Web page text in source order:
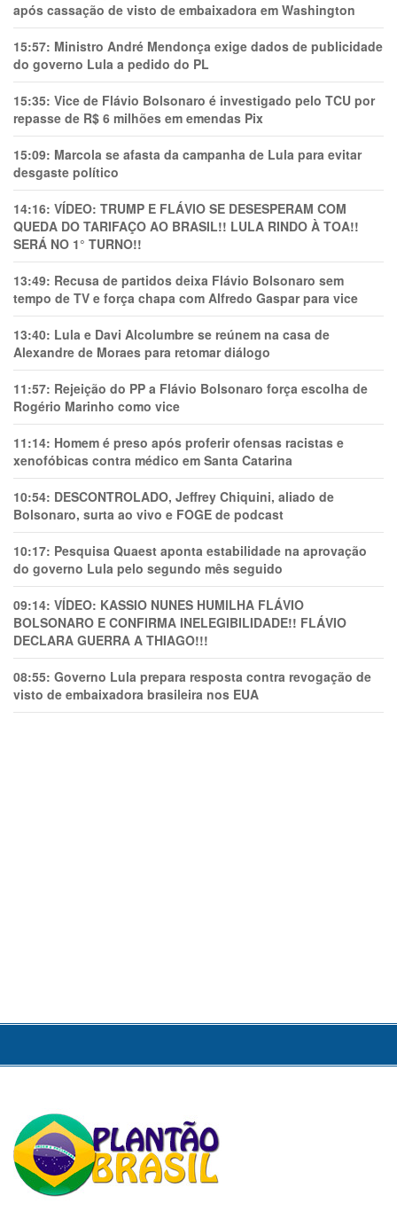
após cassação de visto de embaixadora em Washington
15:57: Ministro André Mendonça exige dados de publicidade
do governo Lula a pedido do PL
15:35: Vice de Flávio Bolsonaro é investigado pelo TCU por
repasse de R$ 6 milhões em emendas Pix
15:09: Marcola se afasta da campanha de Lula para evitar
desgaste político
14:16: VÍDEO: TRUMP E FLÁVIO SE DESESPERAM COM
QUEDA DO TARIFAÇO AO BRASIL!! LULA RINDO À TOA!!
SERÁ NO 1° TURNO!!
13:49: Recusa de partidos deixa Flávio Bolsonaro sem
tempo de TV e força chapa com Alfredo Gaspar para vice
13:40: Lula e Davi Alcolumbre se reúnem na casa de
Alexandre de Moraes para retomar diálogo
11:57: Rejeição do PP a Flávio Bolsonaro força escolha de
Rogério Marinho como vice
11:14: Homem é preso após proferir ofensas racistas e
xenofóbicas contra médico em Santa Catarina
10:54: DESCONTROLADO, Jeffrey Chiquini, aliado de
Bolsonaro, surta ao vivo e FOGE de podcast
10:17: Pesquisa Quaest aponta estabilidade na aprovação
do governo Lula pelo segundo mês seguido
09:14: VÍDEO: KASSIO NUNES HUMlLHA FLÁVIO
BOLSONARO E CONFIRMA INELEGIBILIDADE!! FLÁVIO
DECLARA GUERRA A THIAGO!!!
08:55: Governo Lula prepara resposta contra revogação de
visto de embaixadora brasileira nos EUA